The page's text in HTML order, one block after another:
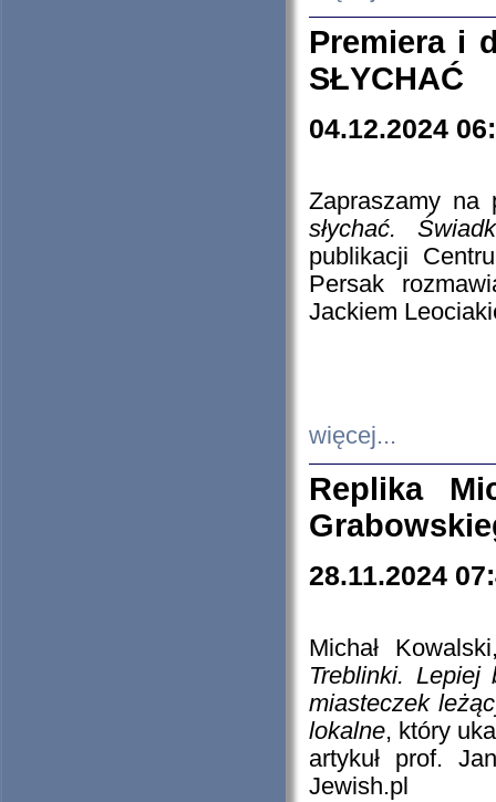
Premiera i
SŁYCHAĆ
04.12.2024
Zapraszamy
słychać.
publikacji
Persak
Jackiem
więcej...
Replika
28.11.2024
Michał
Treblinki. Lepiej
miasteczek
lokalne, który
artykuł prof.
Jewish.pl